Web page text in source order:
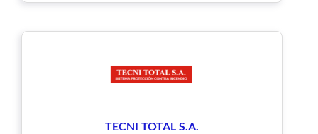
TECNI TOTAL S.A.